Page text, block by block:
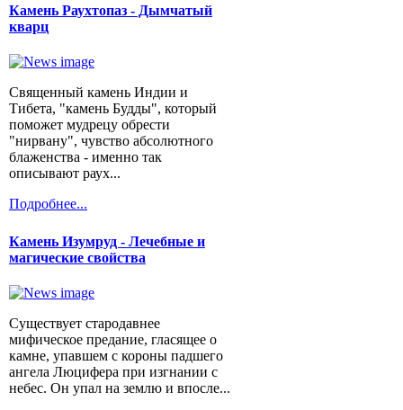
Камень Раухтопаз - Дымчатый
кварц
Священный камень Индии и
Тибета, "камень Будды", который
поможет мудрецу обрести
"нирвану", чувство абсолютного
блаженства - именно так
описывают раух...
Подробнее...
Камень Изумруд - Лечебные и
магические свойства
Существует стародавнее
мифическое предание, гласящее о
камне, упавшем с короны падшего
ангела Люцифера при изгнании с
небес. Он упал на землю и впосле...